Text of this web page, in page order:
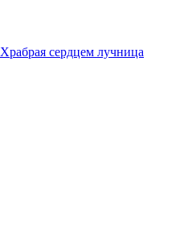
Храбрая сердцем лучница